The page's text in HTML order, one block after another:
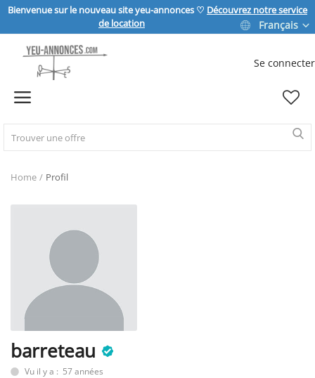
Bienvenue sur le nouveau site yeu-annonces ♡ Découvrez notre service
de location
Français
Se connecter
Home
IMMOBILIER
SPORT & LOISIRS
VÉHICULE
SERVICE
Home Profil
barreteau
Vu il y a : 57 années